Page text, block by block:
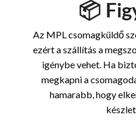
📦
Az MPL csomagküldő
ezért a szállítás a
igénybe vehet. Ha
megkapni a
hamarabb, hogy